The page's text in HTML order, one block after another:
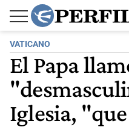
VATICANO
El Papa
Iglesia,